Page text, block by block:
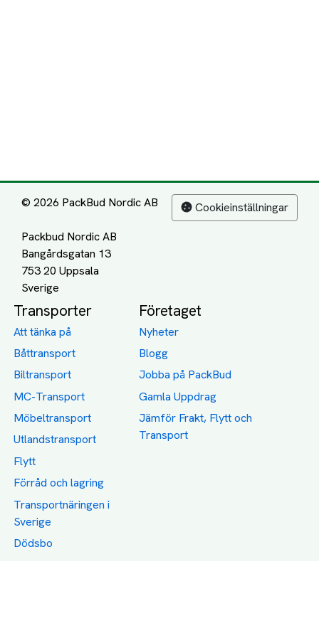
© 2026 PackBud Nordic AB
Packbud Nordic AB
Bangårdsgatan 13
753 20 Uppsala
Cookieinställningar
Transporter
Att tänka på
Båttransport
Biltransport
MC-Transport
Möbeltransport
Utlandstransport
Flytt
Förråd och lagring
Transportnäringen i
Sverige
Dödsbo
Företaget
Nyheter
Blogg
Jobba på PackBud
Gamla Uppdrag
Jämför Frakt, Flytt och
Transport